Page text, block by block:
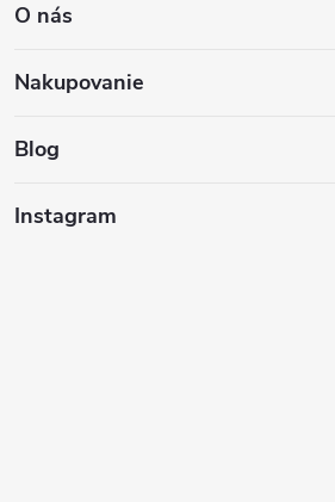
p
ä
O nás
Nakupovanie
Blog
Instagram